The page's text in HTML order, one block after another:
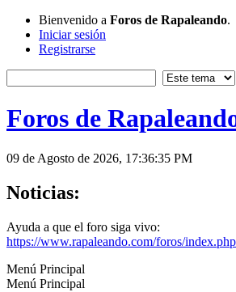
Bienvenido a Foros de Rapaleando.
Iniciar sesión
Registrarse
Foros de
09 de Agosto de 2026, 17:36:35 PM
Noticias:
Ayuda a que el foro siga vivo:
https://www.rapaleando.com/foros/
Menú Principal
Menú Principal